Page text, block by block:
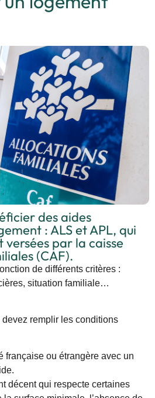
des aides
: ALS et APL, qui
par la caisse
(CAF).
de différents critères :
situation familiale…
remplir les conditions
française ou étrangère avec un
décent qui respecte certaines